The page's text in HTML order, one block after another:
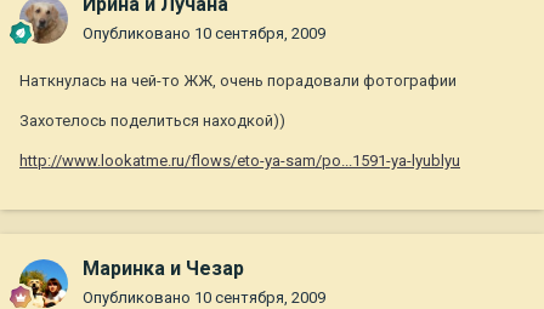
Ирина и Лучана
Опубликовано 10 сентября, 2009
Наткнулась на чей-то ЖЖ, очень порадовали фотографии
Захотелось поделиться находкой))
http://www.lookatme.ru/flows/eto-ya-sam/po...1591-ya-lyublyu
Маринка и Чезар
Опубликовано 10 сентября, 2009